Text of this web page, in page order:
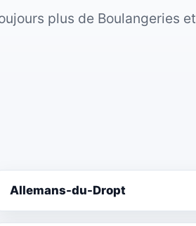
plus de Boulangeries et
Allemans-du-Dropt